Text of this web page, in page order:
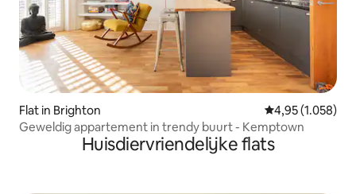
Flat in Brighton Gemiddelde
4,95 (1.058)
Geweldig appartement in trendy buurt - Kemptown
Huisdiervriendelijke flats